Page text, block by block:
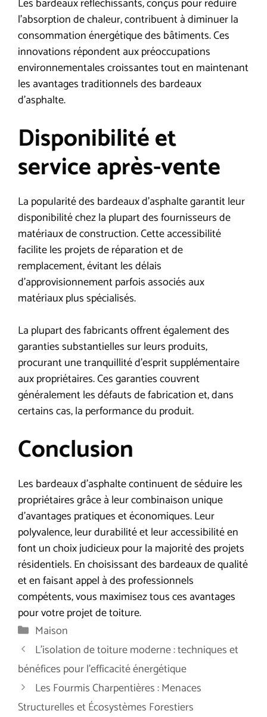
l’absorption de chaleur, contribuent à diminuer la
consommation énergétique des bâtiments. Ces
innovations répondent aux préoccupations
environnementales croissantes tout en maintenant
les avantages traditionnels des bardeaux
d’asphalte.
Disponibilité et
service après-vente
La popularité des bardeaux d’asphalte garantit leur
disponibilité chez la plupart des fournisseurs de
matériaux de construction. Cette accessibilité
facilite les projets de réparation et de
remplacement, évitant les délais
d’approvisionnement parfois associés aux
matériaux plus spécialisés.
La plupart des fabricants offrent également des
garanties substantielles sur leurs produits,
procurant une tranquillité d’esprit supplémentaire
aux propriétaires. Ces garanties couvrent
généralement les défauts de fabrication et, dans
certains cas, la performance du produit.
Conclusion
Les bardeaux d’asphalte continuent de séduire les
propriétaires grâce à leur combinaison unique
d’avantages pratiques et économiques. Leur
polyvalence, leur durabilité et leur accessibilité en
font un choix judicieux pour la majorité des projets
résidentiels. En choisissant des bardeaux de qualité
et en faisant appel à des professionnels
compétents, vous maximisez tous ces avantages
pour votre projet de toiture.
Catégories
Maison
L’isolation de toiture moderne : techniques et
bénéfices pour l’efficacité énergétique
Les Fourmis Charpentières : Menaces
Structurelles et Écosystèmes Forestiers